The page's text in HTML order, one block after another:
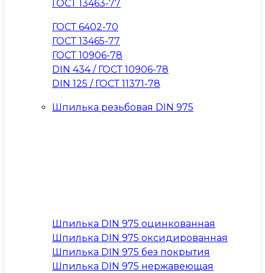
ГОСТ 13463-77
ГОСТ 6402-70
ГОСТ 13465-77
ГОСТ 10906-78
DIN 434 / ГОСТ 10906-78
DIN 125 / ГОСТ 11371-78
Шпилька резьбовая DIN 975
Шпилька DIN 975 оцинкованная
Шпилька DIN 975 оксидированная
Шпилька DIN 975 без покрытия
Шпилька DIN 975 нержавеющая